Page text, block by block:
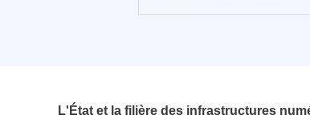
L'État et la filière des infrastructures